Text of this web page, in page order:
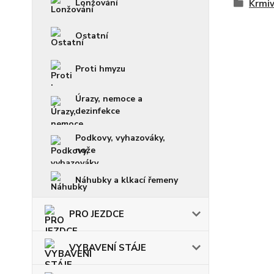
Lonžování
Ostatní
Proti hmyzu
Úrazy, nemoce a
dezinfekce
Podkovy, vyhazováky,
nože
Náhubky a klkací řemeny
PRO JEZDCE
VYBAVENÍ STÁJE